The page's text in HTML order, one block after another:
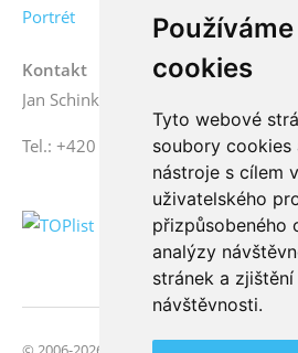
cookies
Tyto webové
soubory cookies
nástroje s cílem
uživatelského
přizpůsobeného
analýzy
stránek a
návštěvnosti.
Portrét
Kontakt
Jan Schinko jr., fotograf
Tel.: +420 776 771 000